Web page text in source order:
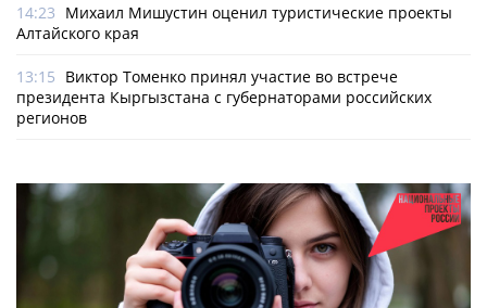
14:23 Михаил Мишустин оценил туристические проекты
Алтайского края
13:15 Виктор Томенко принял участие во встрече
президента Кыргызстана с губернаторами российских
регионов